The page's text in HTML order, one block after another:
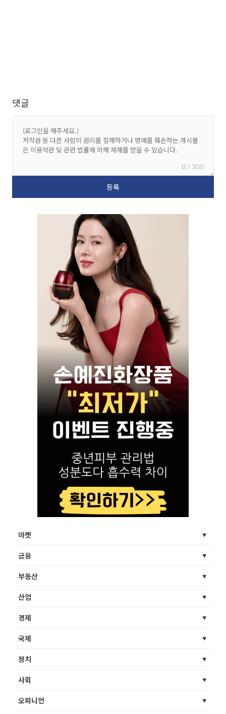
댓글
0 / 300
마켓
금융
부동산
산업
경제
국제
정치
사회
오피니언